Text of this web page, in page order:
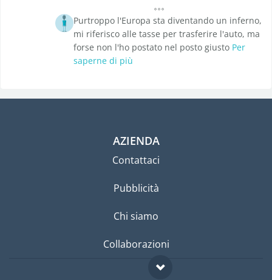
Purtroppo l'Europa sta diventando un inferno,
mi riferisco alle tasse per trasferire l'auto, ma
forse non l'ho postato nel posto giusto Per
saperne di più
AZIENDA
Contattaci
Pubblicità
Chi siamo
Collaborazioni